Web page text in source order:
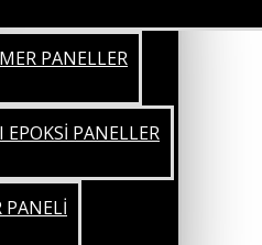
PANELLER
EPOKSİ PANELLER
PANELİ